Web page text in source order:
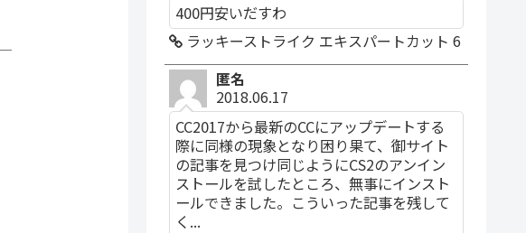
400円安いだすわ
ラッキーストライク エキスパートカット 6
匿名
2018.06.17
CC2017から最新のCCにアップデートする
際に同様の現象となり困り果て、御サイト
の記事を見つけ同じようにCS2のアンイン
ストールを試したところ、無事にインスト
ールできました。こういった記事を残して
く...